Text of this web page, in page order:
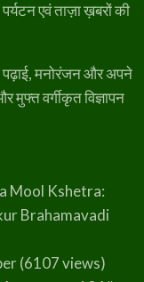
एवं ताज़ा ख़बरों की
पढ़ाई, मनोरंजन और अपने
वर्गीकृत विज्ञापन
Mool Kshetra:
Brahamavadi
(6107 views)